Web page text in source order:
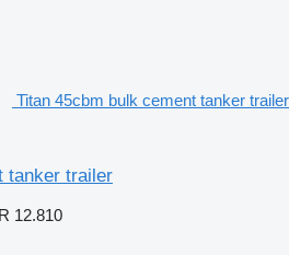
Titan 45cbm bulk cement tanker trailer
tanker trailer
12.810